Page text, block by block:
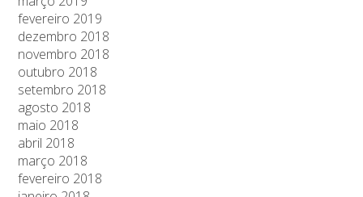
fevereiro 2019
dezembro 2018
novembro 2018
outubro 2018
setembro 2018
agosto 2018
maio 2018
abril 2018
março 2018
fevereiro 2018